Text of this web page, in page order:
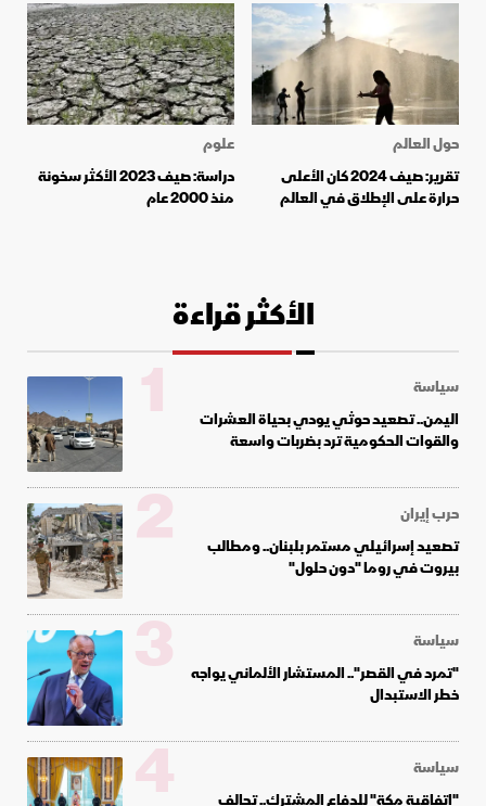
حول العالم
تقرير: صيف 2024 كان الأعلى
حرارة على الإطلاق في العالم
علوم
دراسة: صيف 2023 الأكثر سخونة
منذ 2000 عام
الأكثر قراءة
سياسة
اليمن.. تصعيد حوثي يودي بحياة العشرات
والقوات الحكومية ترد بضربات واسعة
1
حرب إيران
تصعيد إسرائيلي مستمر بلبنان.. ومطالب
بيروت في روما "دون حلول"
2
سياسة
"تمرد في القصر".. المستشار الألماني يواجه
خطر الاستبدال
3
سياسة
"اتفاقية مكة" للدفاع المشترك.. تحالف
4